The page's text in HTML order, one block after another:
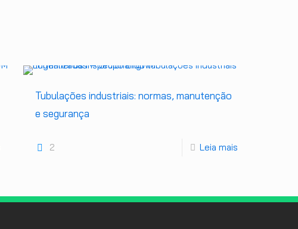
Tubulações industriais: normas, manutenção
e segurança
2 Leia mais